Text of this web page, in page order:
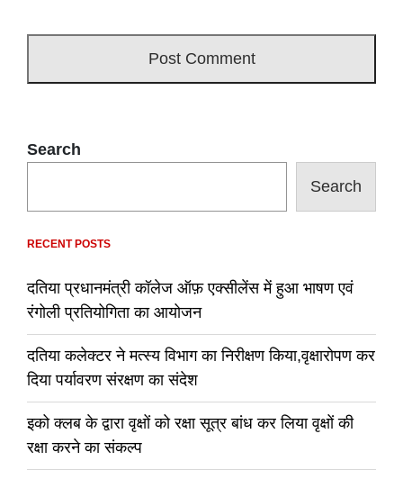
Search
Search
RECENT POSTS
दतिया प्रधानमंत्री कॉलेज ऑफ़ एक्सीलेंस में हुआ भाषण एवं
रंगोली प्रतियोगिता का आयोजन
दतिया कलेक्टर ने मत्स्य विभाग का निरीक्षण किया,वृक्षारोपण कर
दिया पर्यावरण संरक्षण का संदेश
इको क्लब के द्वारा वृक्षों को रक्षा सूत्र बांध कर लिया वृक्षों की
रक्षा करने का संकल्प